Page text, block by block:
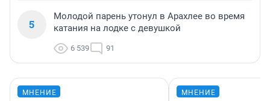
5
Молодой парень утонул в Арахлее во время
катания на лодке с девушкой
6 539 91
МНЕНИЕ МНЕНИЕ